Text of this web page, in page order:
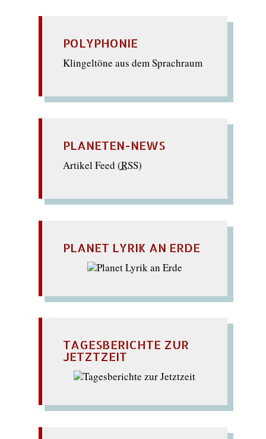
POLYPHONIE
Klingeltöne aus dem Sprachraum
PLANETEN-NEWS
Artikel Feed (RSS)
PLANET LYRIK AN ERDE
TAGESBERICHTE ZUR
JETZTZEIT